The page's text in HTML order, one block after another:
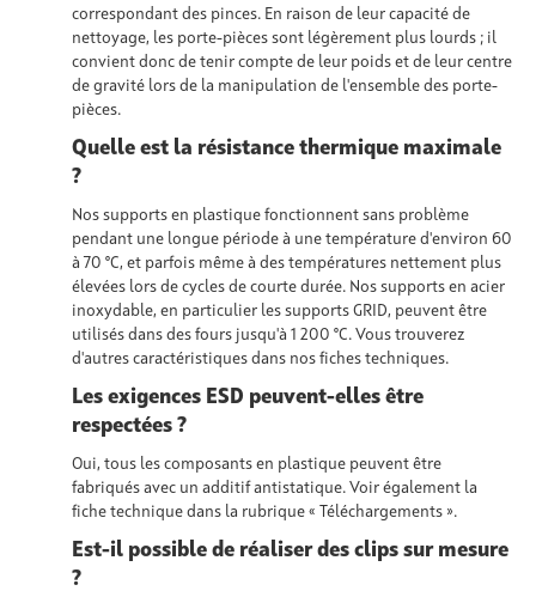
correspondant des pinces. En raison de leur capacité de
nettoyage, les porte-pièces sont légèrement plus lourds ; il
convient donc de tenir compte de leur poids et de leur centre
de gravité lors de la manipulation de l'ensemble des porte-
pièces.
Quelle est la résistance thermique maximale
?
Nos supports en plastique fonctionnent sans problème
pendant une longue période à une température d'environ 60
à 70 °C, et parfois même à des températures nettement plus
élevées lors de cycles de courte durée. Nos supports en acier
inoxydable, en particulier les supports GRID, peuvent être
utilisés dans des fours jusqu'à 1 200 °C. Vous trouverez
d'autres caractéristiques dans nos fiches techniques.
Les exigences ESD peuvent-elles être
respectées ?
Oui, tous les composants en plastique peuvent être
fabriqués avec un additif antistatique. Voir également la
fiche technique dans la rubrique « Téléchargements ».
Est-il possible de réaliser des clips sur mesure
?